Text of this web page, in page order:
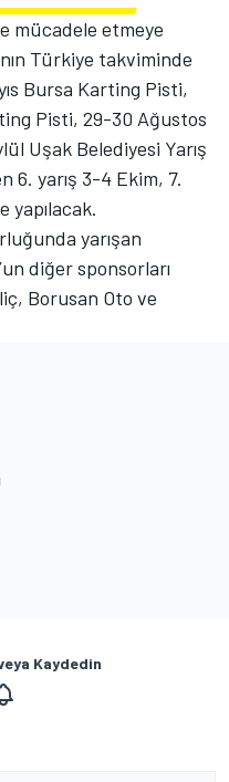
mücadele etmeye
Türkiye takviminde
Bursa Karting Pisti,
Pisti, 29-30 Ağustos
Uşak Belediyesi Yarış
6. yarış 3-4 Ekim, 7.
yapılacak.
yarışan
diğer sponsorları
Borusan Oto ve
Kaydedin